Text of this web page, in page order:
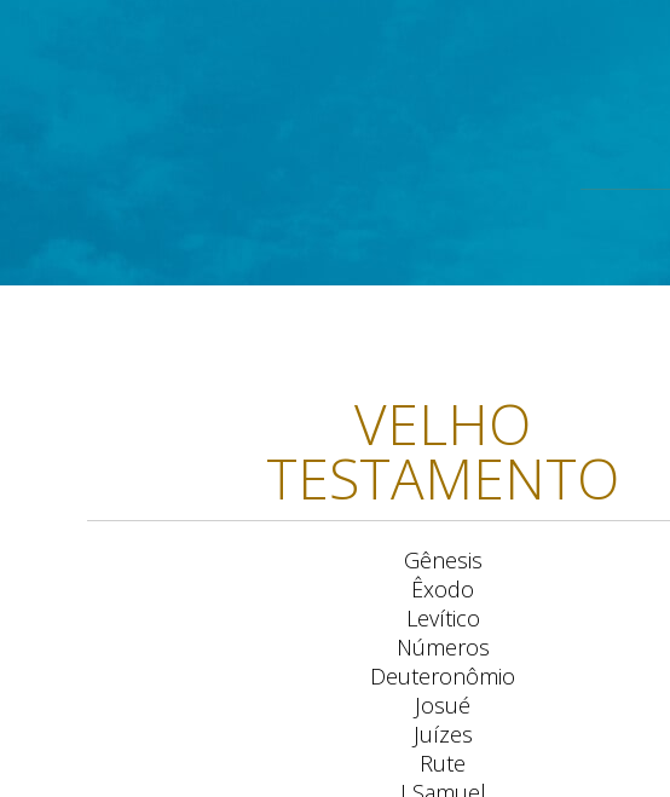
VELHO
TESTAMENTO
Gênesis
Êxodo
Levítico
Números
Deuteronômio
Josué
Juízes
Rute